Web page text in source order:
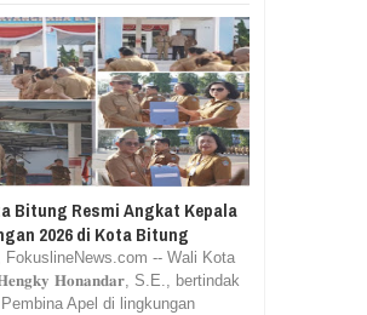
Bitung Resmi Angkat Kepala
2026 di Kota Bitung
FokuslineNews.com -- Wali Kota
𝐇𝐨𝐧𝐚𝐧𝐝𝐚𝐫, S.E., bertindak
Apel di lingkungan